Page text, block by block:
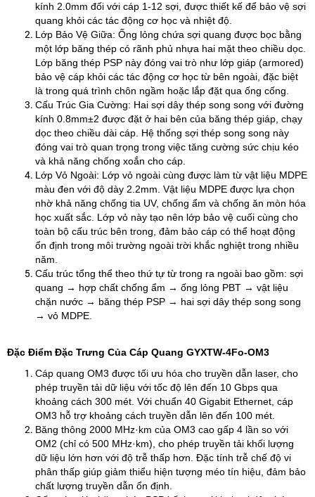
kính 2.0mm đối với cáp 1-12 sợi, được thiết kế để bảo vệ sợi
quang khỏi các tác động cơ học và nhiệt độ.
Lớp Bảo Vệ Giữa: Ống lỏng chứa sợi quang được bọc bằng
một lớp băng thép có rãnh phủ nhựa hai mặt theo chiều dọc.
Lớp băng thép PSP này đóng vai trò như lớp giáp (armored)
bảo vệ cáp khỏi các tác động cơ học từ bên ngoài, đặc biệt
là trong quá trình chôn ngầm hoặc lắp đặt qua ống cống.
Cấu Trúc Gia Cường: Hai sợi dây thép song song với đường
kính 0.8mm±2 được đặt ở hai bên của băng thép giáp, chạy
dọc theo chiều dài cáp. Hệ thống sợi thép song song này
đóng vai trò quan trọng trong việc tăng cường sức chịu kéo
và khả năng chống xoắn cho cáp.
Lớp Vỏ Ngoài: Lớp vỏ ngoài cùng được làm từ vật liệu MDPE
màu đen với độ dày 2.2mm. Vật liệu MDPE được lựa chọn
nhờ khả năng chống tia UV, chống ẩm và chống ăn mòn hóa
học xuất sắc. Lớp vỏ này tạo nên lớp bảo vệ cuối cùng cho
toàn bộ cấu trúc bên trong, đảm bảo cáp có thể hoạt động
ổn định trong môi trường ngoài trời khắc nghiệt trong nhiều
năm.
Cấu trúc tổng thể theo thứ tự từ trong ra ngoài bao gồm: sợi
quang → hợp chất chống ẩm → ống lỏng PBT → vật liệu
chặn nước → băng thép PSP → hai sợi dây thép song song
→ vỏ MDPE.
Đặc Điểm Đặc Trưng Của Cáp Quang GYXTW-4Fo-OM3
Cáp quang OM3 được tối ưu hóa cho truyền dẫn laser, cho
phép truyền tải dữ liệu với tốc độ lên đến 10 Gbps qua
khoảng cách 300 mét. Với chuẩn 40 Gigabit Ethernet, cáp
OM3 hỗ trợ khoảng cách truyền dẫn lên đến 100 mét.
Băng thông 2000 MHz·km của OM3 cao gấp 4 lần so với
OM2 (chỉ có 500 MHz·km), cho phép truyền tải khối lượng
dữ liệu lớn hơn với độ trễ thấp hơn. Đặc tính trễ chế độ vi
phân thấp giúp giảm thiểu hiện tượng méo tín hiệu, đảm bảo
chất lượng truyền dẫn ổn định.